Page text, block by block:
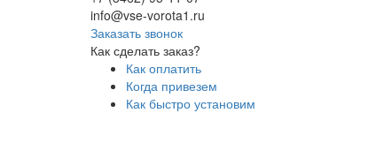
info@vse-vorota1.ru
Заказать звонок
Как сделать заказ?
Как оплатить
Когда привезем
Как быстро установим